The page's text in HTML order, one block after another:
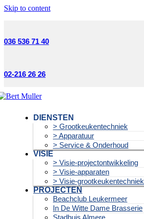
Skip to content
036 536 71 40
02-216 26 26
DIENSTEN
> Grootkeukentechniek
> Apparatuur
> Service & Onderhoud
VISIE
> Visie-projectontwikkeling
> Visie-apparaten
> Visie-grootkeukentechniek
PROJECTEN
Beachclub Leukermeer
In De Witte Dame Brasserie
Stadhuis Almere